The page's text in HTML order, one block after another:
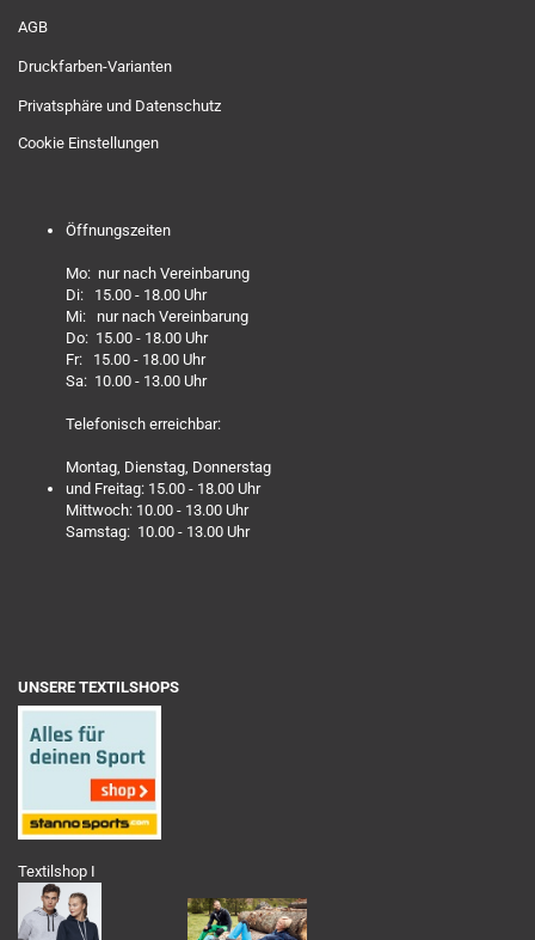
AGB
Druckfarben-Varianten
Privatsphäre und Datenschutz
Cookie Einstellungen
Öffnungszeiten
Mo: nur nach Vereinbarung
Di: 15.00 - 18.00 Uhr
Mi: nur nach Vereinbarung
Do: 15.00 - 18.00 Uhr
Fr: 15.00 - 18.00 Uhr
Sa: 10.00 - 13.00 Uhr
Telefonisch erreichbar:
Montag, Dienstag, Donnerstag
und Freitag: 15.00 - 18.00 Uhr
Mittwoch: 10.00 - 13.00 Uhr
Samstag: 10.00 - 13.00 Uhr
UNSERE TEXTILSHOPS
Textilshop I